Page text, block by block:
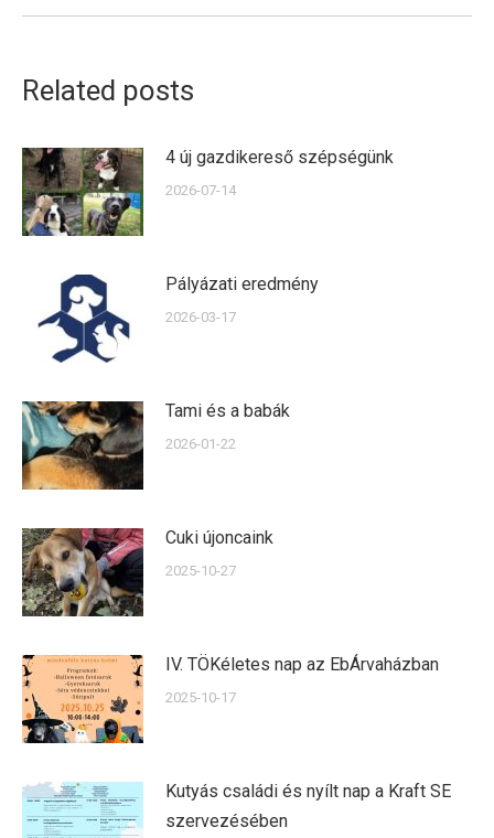
Related posts
4 új gazdikereső szépségünk
2026-07-14
Pályázati eredmény
2026-03-17
Tami és a babák
2026-01-22
Cuki újoncaink
2025-10-27
IV. TÖKéletes nap az EbÁrvaházban
2025-10-17
Kutyás családi és nyílt nap a Kraft SE
szervezésében